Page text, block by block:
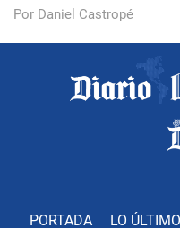
Por Daniel Castropé
PORTADA LO ÚLTIMO